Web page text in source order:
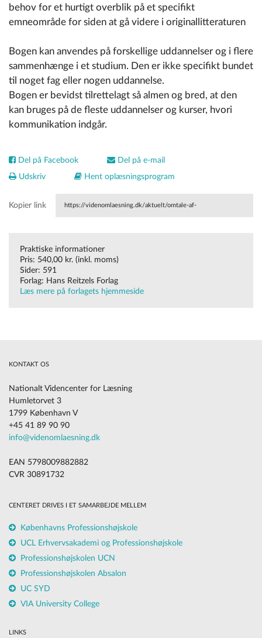
behov for et hurtigt overblik på et specifikt
emneområde for siden at gå videre i originallitteraturen
Bogen kan anvendes på forskellige uddannelser og i flere
sammenhænge i et studium. Den er ikke specifikt bundet
til noget fag eller nogen uddannelse.
Bogen er bevidst tilrettelagt så almen og bred, at den
kan bruges på de fleste uddannelser og kurser, hvori
kommunikation indgår.
Del på Facebook
Del på e-mail
Udskriv
Hent oplæsningsprogram
Kopier link https://videnomlaesning.dk/aktuelt/omtale-af-
Praktiske informationer
Pris: 540,00 kr. (inkl. moms)
Sider: 591
Forlag: Hans Reitzels Forlag
Læs mere på forlagets hjemmeside
KONTAKT OS
Nationalt Videncenter for Læsning
Humletorvet 3
1799 København V
+45 41 89 90 90
info@videnomlaesning.dk
EAN 5798009882882
CVR 30891732
CENTERET DRIVES I ET SAMARBEJDE MELLEM
Københavns Professionshøjskole
UCL Erhvervsakademi og Professionshøjskole
Professionshøjskolen UCN
Professionshøjskolen Absalon
UC SYD
VIA University College
LINKS